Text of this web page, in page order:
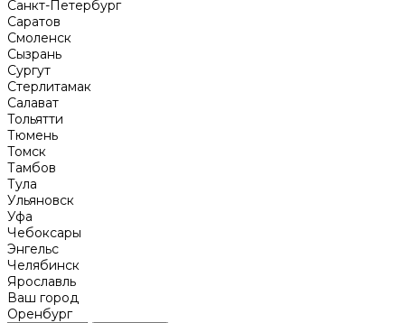
Санкт-Петербург
Саратов
Смоленск
Сызрань
Сургут
Стерлитамак
Салават
Тольятти
Тюмень
Томск
Тамбов
Тула
Ульяновск
Уфа
Чебоксары
Энгельс
Челябинск
Ярославль
Ваш город
Оренбург